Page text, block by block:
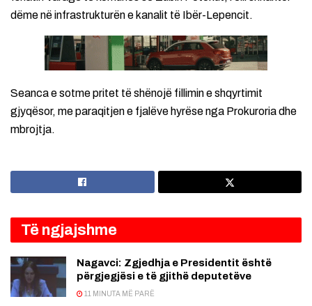
dëme në infrastrukturën e kanalit të Ibër-Lepencit.
Seanca e sotme pritet të shënojë fillimin e shqyrtimit
gjyqësor, me paraqitjen e fjalëve hyrëse nga Prokuroria dhe
mbrojtja.
Të ngjajshme
Nagavci: Zgjedhja e Presidentit është
përgjegjësi e të gjithë deputetëve
11 MINUTA MË PARË